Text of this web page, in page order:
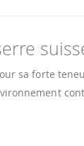
sa forte